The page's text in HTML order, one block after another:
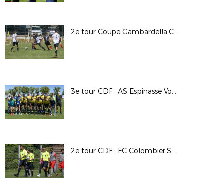
2e tour Coupe Gambardella CA : US Bas en Basset / FC Espaly
3e tour CDF : AS Espinasse Vozelle / SC Avermes
2e tour CDF : FC Colombier Satolas / FC St Cyr Collonges au Mont D'Or